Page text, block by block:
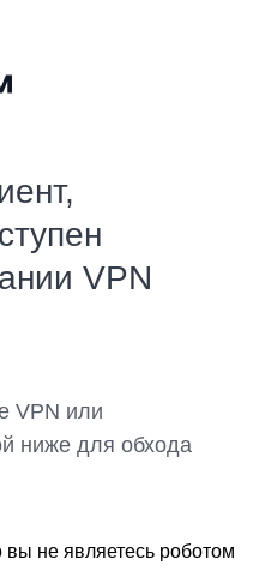
VPN
VPN или
ниже для обхода
не являетесь роботом